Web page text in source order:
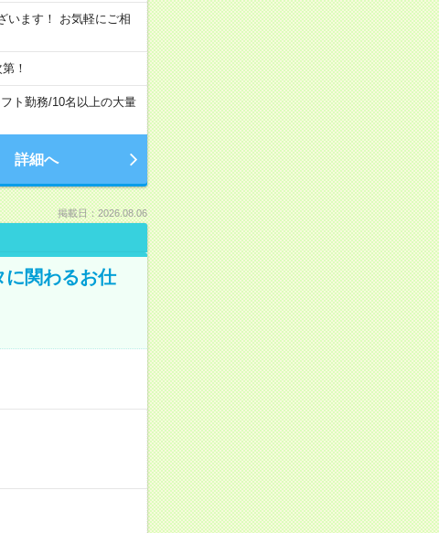
います！ お気軽にご相
！
ト勤務/10名以上の大量
詳細へ
掲載日：2026.08.06
に関わるお仕